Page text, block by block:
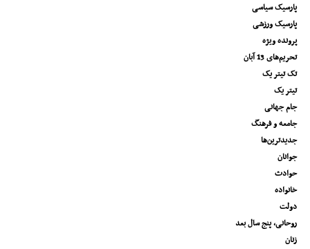
پارسیک سیاسی
پارسیک ورزشی
پرونده ویژه
تحریم‌های 13 آبان
تک تیتر یک
تیتر یک
جام جهانی
جامعه و فرهنگ
جدیدترین‌ها
جوانان
حوادث
خانواده
دولت
روحانی، پنج سال بعد
زنان